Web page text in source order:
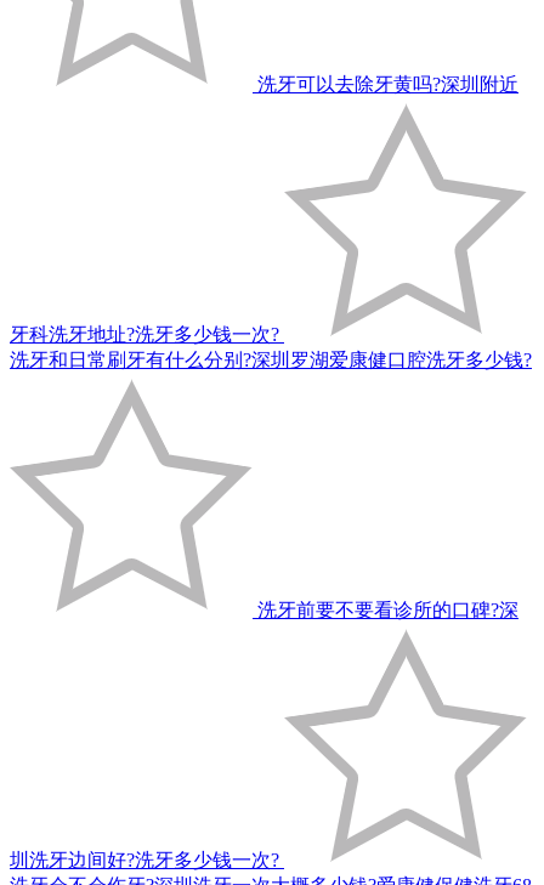
洗牙可以去除牙黄吗?深圳附近
牙科洗牙地址?洗牙多少钱一次?
洗牙和日常刷牙有什么分别?深圳罗湖爱康健口腔洗牙多少钱?
洗牙前要不要看诊所的口碑?深
圳洗牙边间好?洗牙多少钱一次?